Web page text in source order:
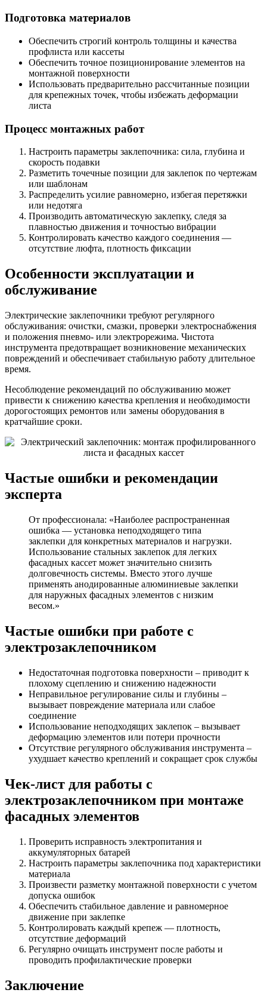
Подготовка материалов
Обеспечить строгий контроль толщины и качества
профлиста или кассеты
Обеспечить точное позиционирование элементов на
монтажной поверхности
Использовать предварительно рассчитанные позиции
для крепежных точек, чтобы избежать деформации
листа
Процесс монтажных работ
Настроить параметры заклепочника: сила, глубина и
скорость подавки
Разметить точечные позиции для заклепок по чертежам
или шаблонам
Распределить усилие равномерно, избегая перетяжки
или недотяга
Производить автоматическую заклепку, следя за
плавностью движения и точностью вибрации
Контролировать качество каждого соединения —
отсутствие люфта, плотность фиксации
Особенности эксплуатации и
обслуживание
Электрические заклепочники требуют регулярного
обслуживания: очистки, смазки, проверки электроснабжения
и положения пневмо- или электрорежима. Чистота
инструмента предотвращает возникновение механических
повреждений и обеспечивает стабильную работу длительное
время.
Несоблюдение рекомендаций по обслуживанию может
привести к снижению качества крепления и необходимости
дорогостоящих ремонтов или замены оборудования в
кратчайшие сроки.
Частые ошибки и рекомендации
эксперта
От профессионала: «Наиболее распространенная
ошибка — установка неподходящего типа
заклепки для конкретных материалов и нагрузки.
Использование стальных заклепок для легких
фасадных кассет может значительно снизить
долговечность системы. Вместо этого лучше
применять анодированные алюминиевые заклепки
для наружных фасадных элементов с низким
весом.»
Частые ошибки при работе с
электрозаклепочником
Недостаточная подготовка поверхности – приводит к
плохому сцеплению и снижению надежности
Неправильное регулирование силы и глубины –
вызывает повреждение материала или слабое
соединение
Использование неподходящих заклепок – вызывает
деформацию элементов или потери прочности
Отсутствие регулярного обслуживания инструмента –
ухудшает качество креплений и сокращает срок службы
Чек-лист для работы с
электрозаклепочником при монтаже
фасадных элементов
Проверить исправность электропитания и
аккумуляторных батарей
Настроить параметры заклепочника под характеристики
материала
Произвести разметку монтажной поверхности с учетом
допуска ошибок
Обеспечить стабильное давление и равномерное
движение при заклепке
Контролировать каждый крепеж — плотность,
отсутствие деформаций
Регулярно очищать инструмент после работы и
проводить профилактические проверки
Заключение